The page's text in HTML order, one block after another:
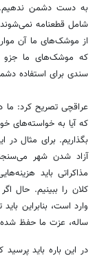
به دست دشمن
شامل قطعنامه
از موشک‌های ما آن
که موشک‌های ما جزو
سندی برای استفاده
عراقچی تصریح کرد: ما
که آیا به خواسته‌های
بگذاریم. برای مثال در
آزاد شدن شهر
مذاکراتی باید
کلان را ببینیم. حال
ساله، عزت ما حفظ
در این باره باید